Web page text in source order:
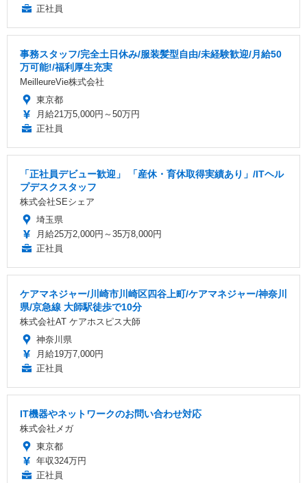
正社員
事務スタッフ/完全土日休み/服装髪型自由/未経験歓迎/月給50
万可能!/福利厚生充実
MeilleureVie株式会社
東京都
月給21万5,000円～50万円
正社員
「正社員デビュー歓迎」 「産休・育休取得実績あり」/ITヘル
プデスクスタッフ
株式会社SEシェア
埼玉県
月給25万2,000円～35万8,000円
正社員
ケアマネジャー/川崎市川崎区四谷上町/ケアマネジャー/神奈川
県/京急線 大師駅徒歩で10分
株式会社AT ケアホスピス大師
神奈川県
月給19万7,000円
正社員
IT機器やネットワークのお問い合わせ対応
株式会社メガ
東京都
年収324万円
正社員